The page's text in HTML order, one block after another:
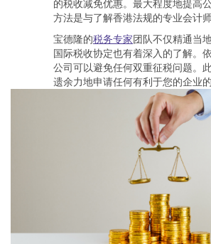
的税收减免优惠。最大程度地提高
方法是与了解香港法规的专业会计师
宝德隆的税务专家团队不仅精通当
国际税收协定也有着深入的了解。
公司可以避免任何双重征税问题。
遗余力地申请任何有利于您的企业的